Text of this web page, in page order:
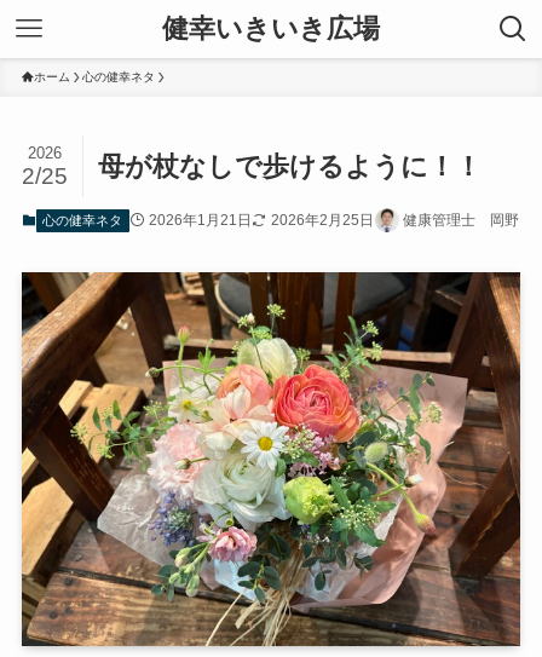
健幸いきいき広場
ホーム 心の健幸ネタ
母が杖なしで歩けるように！！
2026
2/25
心の健幸ネタ 2026年1月21日 2026年2月25日 健康管理士 岡野